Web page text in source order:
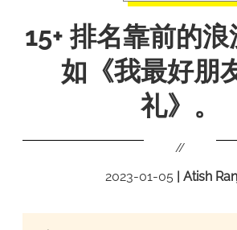
15+ 排名靠前的浪
如《我最好朋
礼》。
//
2023-01-05 | Atish